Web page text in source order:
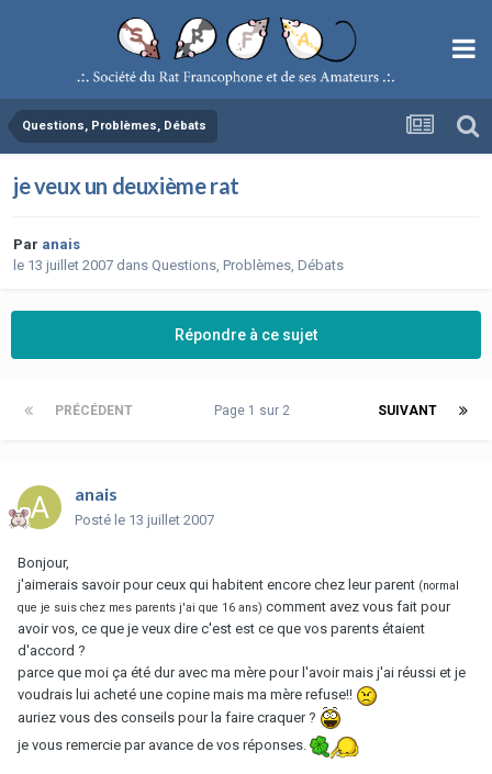
Questions, Problèmes, Débats
je veux un deuxième rat
Par anais
le 13 juillet 2007 dans Questions, Problèmes, Débats
Répondre à ce sujet
PRÉCÉDENT SUIVANT
Page 1 sur 2
anais
Posté le 13 juillet 2007
Bonjour,
j'aimerais savoir pour ceux qui habitent encore chez leur parent (normal
que je suis chez mes parents j'ai que 16 ans) comment avez vous fait pour
avoir vos, ce que je veux dire c'est est ce que vos parents étaient
d'accord ?
parce que moi ça été dur avec ma mère pour l'avoir mais j'ai réussi et je
voudrais lui acheté une copine mais ma mère refuse!!
auriez vous des conseils pour la faire craquer ?
je vous remercie par avance de vos réponses.